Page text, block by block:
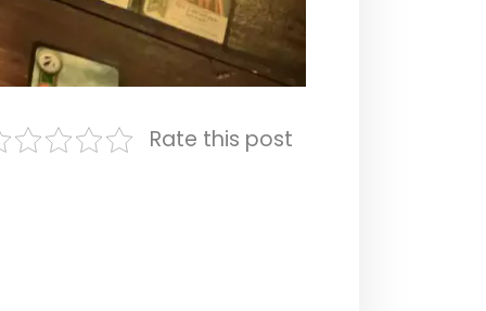
Rate this post